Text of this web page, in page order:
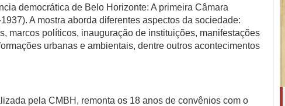
democrática de Belo Horizonte: A primeira Câmara
A mostra aborda diferentes aspectos da sociedade:
marcos políticos, inauguração de instituições, manifestações
urbanas e ambientais, dentre outros acontecimentos
pela CMBH, remonta os 18 anos de convênios com o